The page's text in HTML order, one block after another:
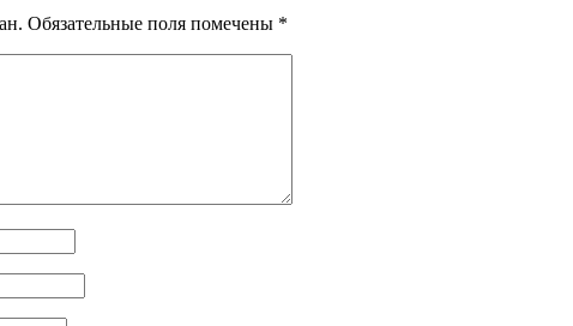
Обязательные поля помечены *